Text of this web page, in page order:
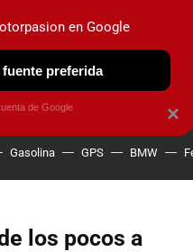
OBSERVATORIO
Gasolina GPS BMW
los pocos a
×
en Google
preferida
de Google